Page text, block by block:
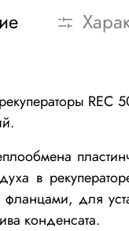
в
для
конденсата.